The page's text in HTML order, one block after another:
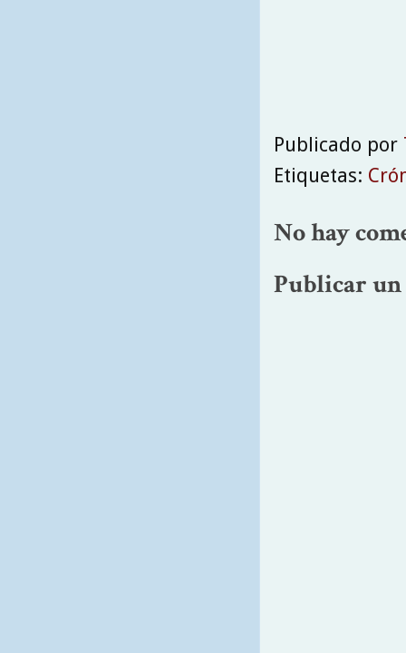
Publicado por
Etiquetas:
No hay
Publicar